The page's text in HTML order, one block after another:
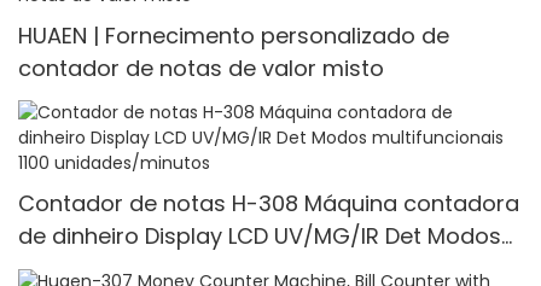
HUAEN | Fornecimento personalizado de
contador de notas de valor misto
Contador de notas H-308 Máquina contadora
de dinheiro Display LCD UV/MG/IR Det Modos
multifuncionais 1100 unidades/minutos